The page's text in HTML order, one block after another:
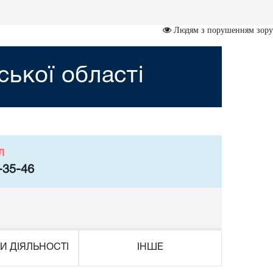
Людям з порушенням зору
області
35-46
ДІЯЛЬНОСТІ ІНШЕ